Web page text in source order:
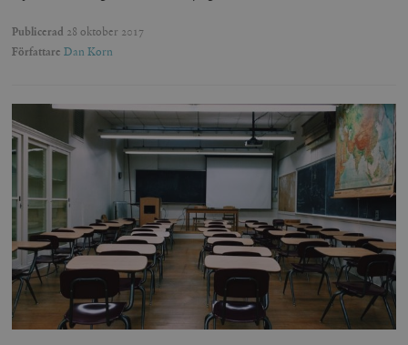
Publicerad 28 oktober 2017
Författare Dan Korn